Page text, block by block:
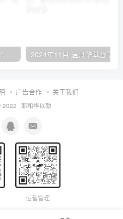
2024年 多伦多基督学房同学聚会：有福的教会（帖后1：1-5） 刘志雄
广告合作 关于我们
· 耶和华以勒
运营管理